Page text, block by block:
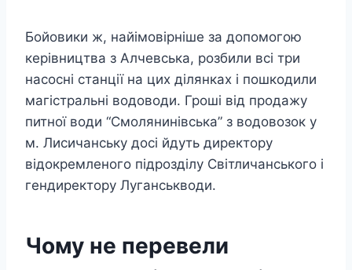
Бойовики ж, найімовірніше за допомогою
керівництва з Алчевська, розбили всі три
насосні станції на цих ділянках і пошкодили
магістральні водоводи. Гроші від продажу
питної води “Смолянинівська” з водовозок у
м. Лисичанську досі йдуть директору
відокремленого підрозділу Світличанського і
гендиректору Луганськводи.
Чому не перевели